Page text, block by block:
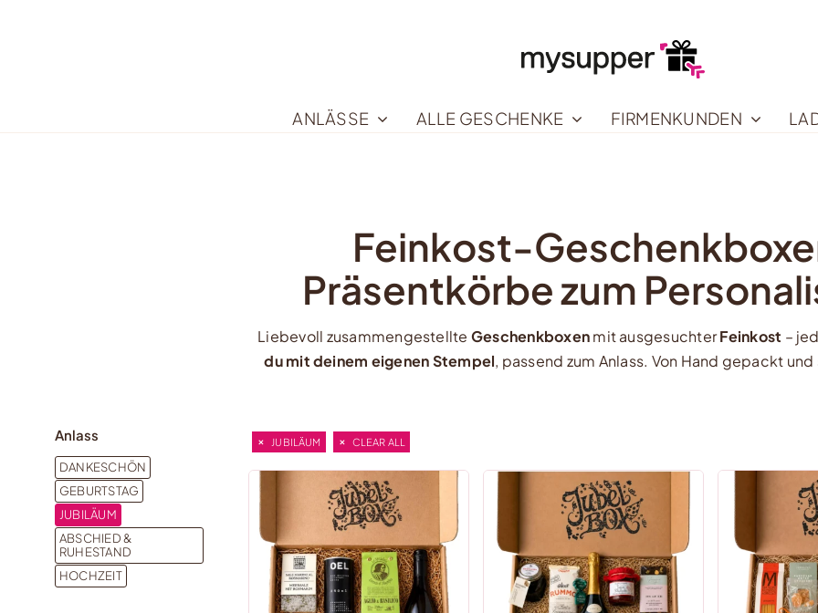
ANLÄSSE ALLE GESCHENKE FIRMENKUNDEN
Feinkost-
Präsentkörbe zum
Liebevoll zusammengestellte Geschenkboxenmit ausgesuchterFeinkost –
du mit deinem eigenen Stempel, passend zum Anlass. Von Hand gepackt
Anlass
DANKESCHÖN
GEBURTSTAG
JUBILÄUM
ABSCHIED &
RUHESTAND
HOCHZEIT
JUBILÄUM CLEAR ALL